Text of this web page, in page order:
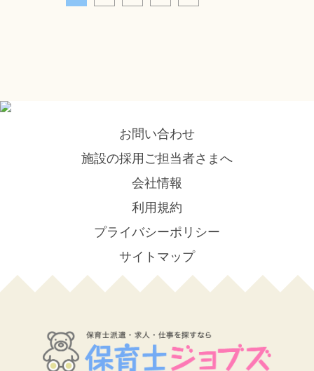
お問い合わせ
施設の採用ご担当者さまへ
会社情報
利用規約
プライバシーポリシー
サイトマップ